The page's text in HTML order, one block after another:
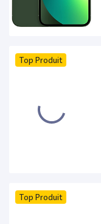
Top Produit
Top Produit